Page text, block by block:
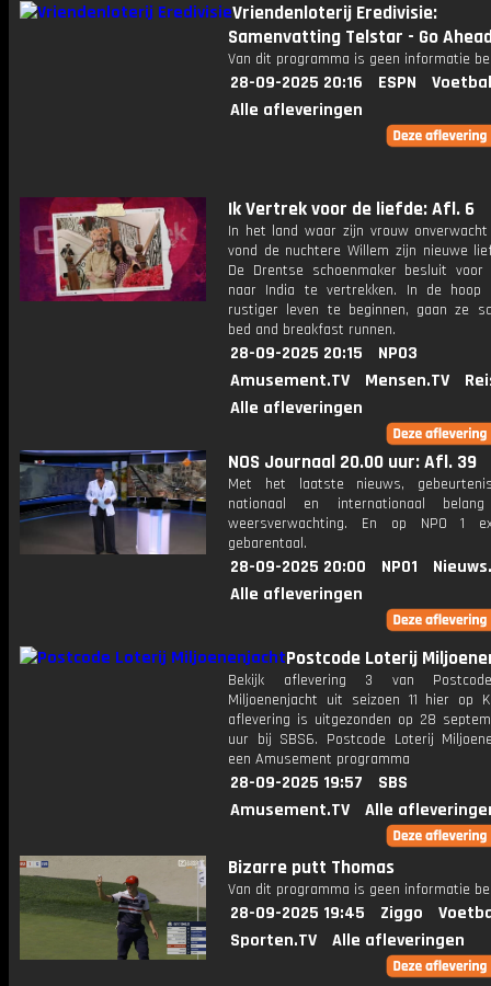
Vriendenloterij Eredivisie:
Samenvatting Telstar - Go
Van dit programma is geen informatie
28-09-2025 20:16 ESPN
Alle afleveringen
Ik Vertrek voor de liefde: Afl. 6
In het land waar zijn vrouw onverwacht
vond de nuchtere Willem zijn nieuwe
De Drentse schoenmaker besluit
naar India te vertrekken. In de hoop
rustiger leven te beginnen, gaan ze
bed and breakfast runnen.
28-09-2025 20:15
NPO3
Amusement.TV
Mensen.TV
Alle afleveringen
NOS Journaal 20.00 uur: Afl. 39
Met het laatste nieuws,
nationaal en internationaal
weersverwachting. En op NPO 1
gebarentaal.
28-09-2025 20:00 NPO1
Alle afleveringen
Postcode Loterij
Bekijk aflevering 3 van
Miljoenenjacht uit seizoen 11 hier op
aflevering is uitgezonden op 28
uur bij SBS6. Postcode Loterij
een Amusement programma
28-09-2025 19:57
SBS
Amusement.TV
Alle
Bizarre putt Thomas
Van dit programma is geen informatie
28-09-2025 19:45 Ziggo
Sporten.TV
Alle afleveringen